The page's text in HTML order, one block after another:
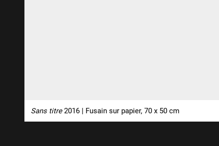
Sans titre2016 | Fusain sur papier, 70 x 50 cm